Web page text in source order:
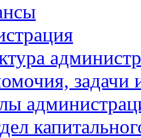
задачи